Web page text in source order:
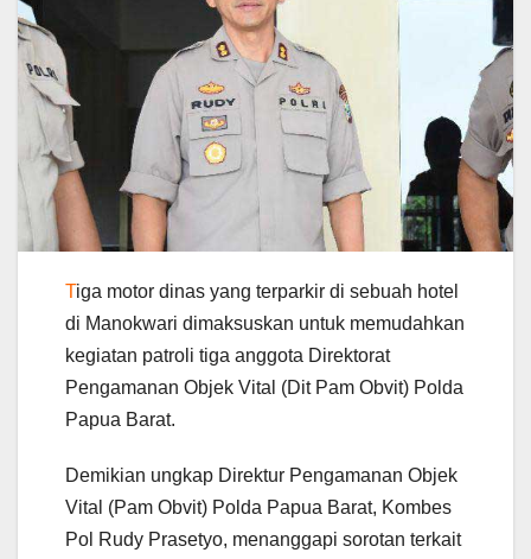
Tiga motor dinas yang terparkir di sebuah hotel
di Manokwari dimaksuskan untuk memudahkan
kegiatan patroli tiga anggota Direktorat
Pengamanan Objek Vital (Dit Pam Obvit) Polda
Papua Barat.
Demikian ungkap Direktur Pengamanan Objek
Vital (Pam Obvit) Polda Papua Barat, Kombes
Pol Rudy Prasetyo, menanggapi sorotan terkait